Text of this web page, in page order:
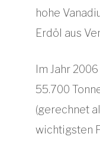
hohe
Erdöl aus
Im Jahr
55.700
(gerechnet
wichtigsten